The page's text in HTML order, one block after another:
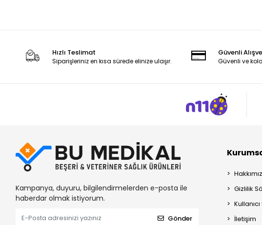
Bustark
Clivex
Covidien
Cutta Cutter
Damacryl-Vet
Damla Sağlık
Hızlı Teslimat
Siparişleriniz en kısa sürede elinize ulaşır.
Güvenli
Güvenli ve
Kampanya, duyuru, bilgilendirmelerden e-posta ile
haberdar olmak istiyorum.
Gönder
Gizlilik
İletişim